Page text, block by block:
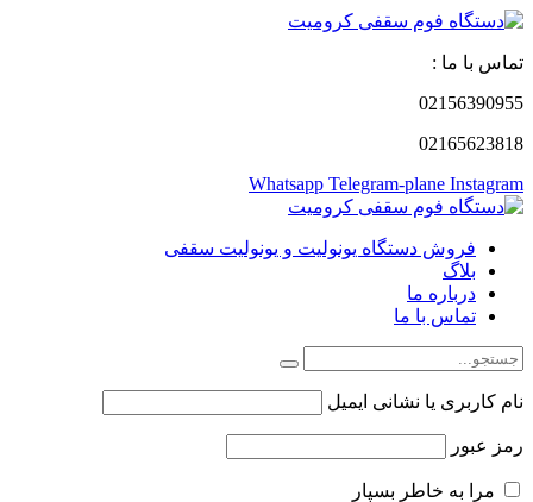
تماس با ما :
02156390955
02165623818
Whatsapp Telegram-plane Instagram
فروش دستگاه یونولیت و یونولیت سقفی
بلاگ
درباره ما
تماس با ما
نام کاربری یا نشانی ایمیل
رمز عبور
مرا به خاطر بسپار